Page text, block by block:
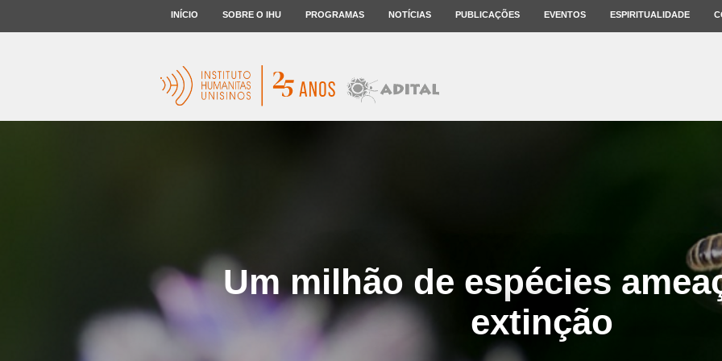
INÍCIO SOBRE O IHU PROGRAMAS NOTÍCIAS PUBLICAÇÕES EVENTOS ESPIRITUALIDADE
Um milhão de espécies
extinção